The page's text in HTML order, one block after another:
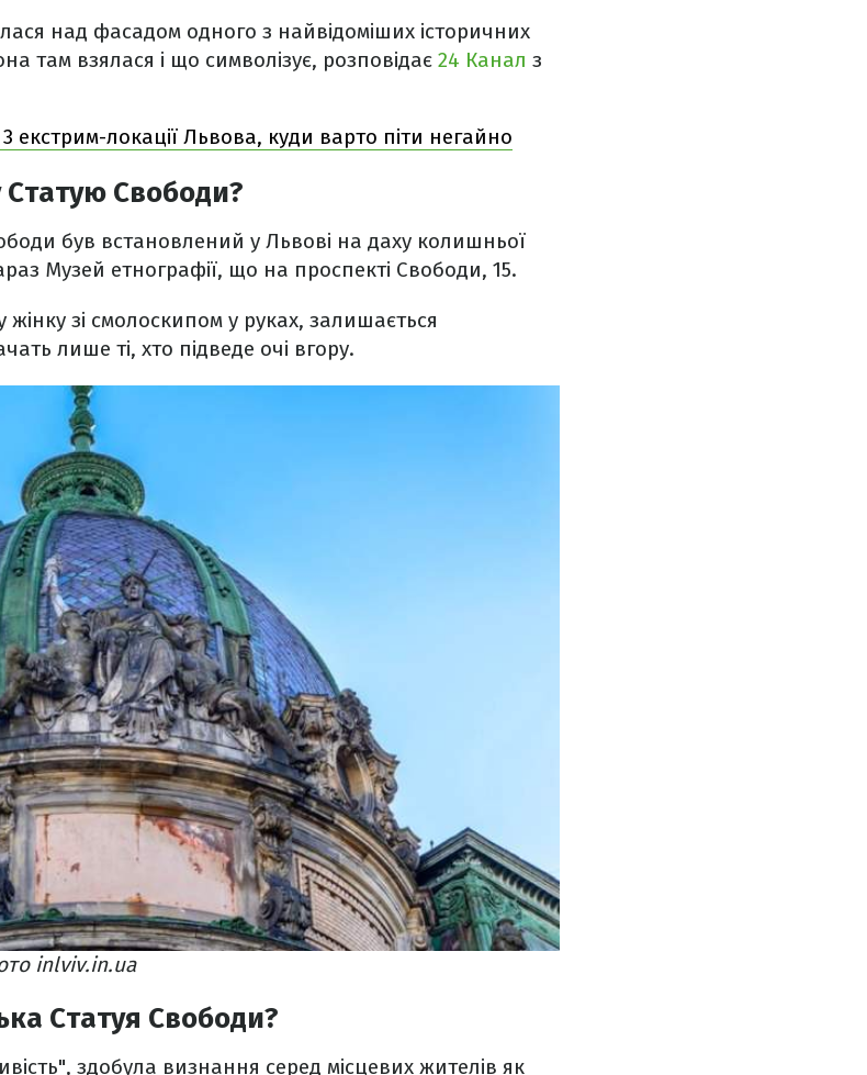
над фасадом одного з найвідоміших історичних
там взялася і що символізує, розповідає 24 Канал з
екстрим-локації Львова, куди варто піти негайно
Свободи?
був встановлений у Львові на даху колишньої
Музей етнографії, що на проспекті Свободи, 15.
зі смолоскипом у руках, залишається
лише ті, хто підведе очі вгору.
inlviv.in.ua
Статуя Свободи?
здобула визнання серед місцевих жителів як